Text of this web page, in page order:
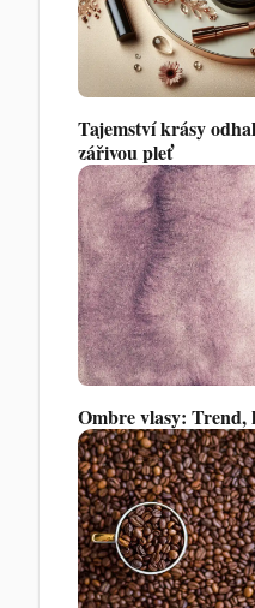
Tajemství krásy
zářivou pleť
Ombre vlasy: Trend,